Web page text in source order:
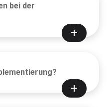
bei der